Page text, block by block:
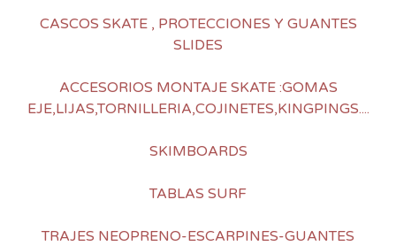
CASCOS SKATE , PROTECCIONES Y GUANTES
SLIDES
ACCESORIOS MONTAJE SKATE :GOMAS
EJE,LIJAS,TORNILLERIA,COJINETES,KINGPINGS....
SKIMBOARDS
TABLAS SURF
TRAJES NEOPRENO-ESCARPINES-GUANTES